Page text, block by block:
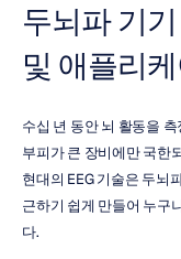
두뇌파 기
및 애플리
수십 년 동안 뇌 활동을
부피가 큰 장비에만 국한
현대의 EEG 기술은 두뇌
근하기 쉽게 만들어 누구
다.